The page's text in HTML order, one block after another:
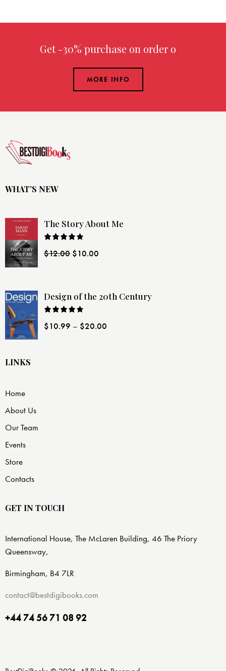
Get -30% purchaseon order over
MORE INFO
WHAT’S NEW
The Story About Me
4.00out
$12.00 $10.00
Design of the 20th Century
4.00out
$10.99 – $20.00
LINKS
Home
About Us
Our Team
Events
Store
Contacts
GET IN TOUCH
International House, The McLaren Building, 46 The Priory
Queensway,
Birmingham, B4 7LR
contact@bestdigibooks.com
+44 74 56 71 08 92